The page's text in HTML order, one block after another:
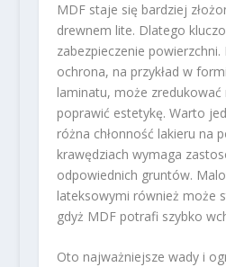
MDF staje się bardziej
drewnem lite. Dlatego
zabezpieczenie
ochrona, na przykład w
laminatu, może zredukować
poprawić estetykę. Warto
różna chłonność lakieru na
krawędziach wymaga
odpowiednich gruntów.
lateksowymi również może
gdyż MDF potrafi szybko
Oto najważniejsze wady i